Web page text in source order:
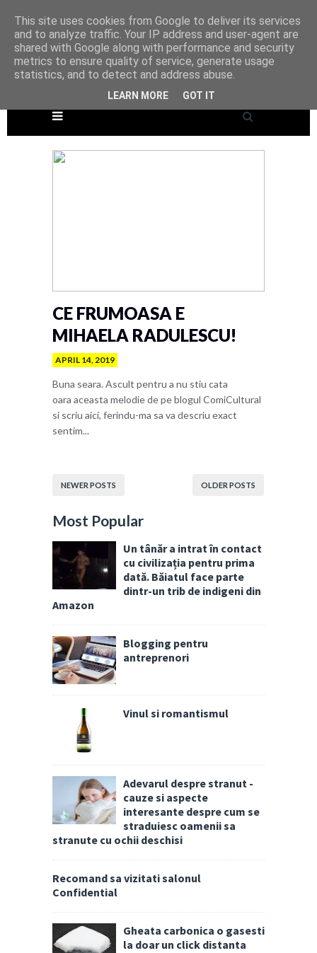
CE FRUMOASA E
MIHAELA RADULESCU!
APRIL 14, 2019
Buna seara. Ascult pentru a nu stiu cata
oara aceasta melodie de pe blogul ComiCultural
si scriu aici, ferindu-ma sa va descriu exact
sentim...
NEWER POSTS OLDER POSTS
Most Popular
Un tânăr a intrat în contact
cu civilizația pentru prima
dată. Băiatul face parte
dintr-un trib de indigeni din
Amazon
Blogging pentru
antreprenori
Vinul si romantismul
Adevarul despre stranut -
cauze si aspecte
interesante despre cum se
straduiesc oamenii sa
stranute cu ochii deschisi
Recomand sa vizitati salonul
Confidential
Gheata carbonica o gasesti
la doar un click distanta
This site uses cookies from Google to deliver its services
and to analyze traffic. Your IP address and user-agent are
shared with Google along with performance and security
metrics to ensure quality of service, generate usage
statistics, and to detect and address abuse.
LEARN MORE GOT IT